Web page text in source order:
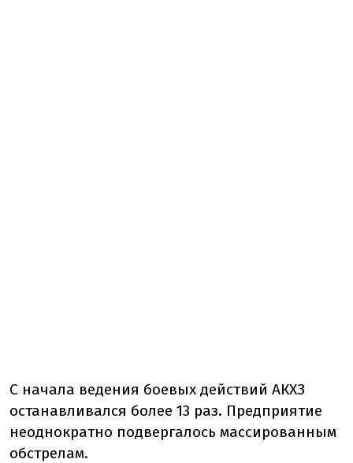
С начала ведения боевых действий АКХЗ
останавливался более 13 раз. Предприятие
неоднократно подвергалось массированным
обстрелам.